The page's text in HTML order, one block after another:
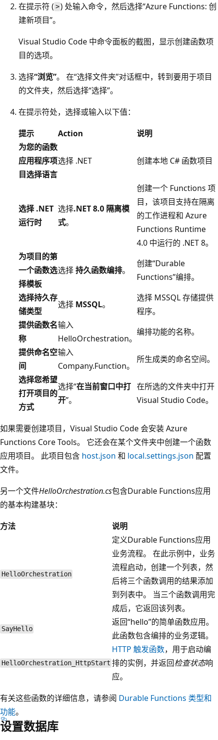
在提示符 ( >) 处输入命令，然后选择“Azure Functions: 创
建新项目”。
Visual Studio Code 中命令面板的截图，显示创建函数项
目的选项。
选择“浏览”。 在“选择文件夹”对话框中，转到要用于项目
的文件夹，然后选择“选择”。
在提示符处，选择或输入以下值：
提示
Action
说明
为您的函数
应用程序项
目选择语言
选择 .NET 创建本地 C# 函数项目
选择 .NET
运行时
选择.NET 8.0 隔离模
式。
创建一个 Functions 项
目，该项目支持在隔离
的工作进程和 Azure
Functions Runtime
4.0 中运行的 .NET 8。
为项目的第
一个函数选
择模板
选择持久函数编排。
创建“Durable
Functions”编排。
选择持久存
储类型
选择 MSSQL。
选择 MSSQL 存储提供
程序。
提供函数名
称
输入
HelloOrchestration。
编排功能的名称。
提供命名空
间
输入
Company.Function。
所生成类的命名空间。
选择您希望
打开项目的
方式
选择“在当前窗口中打
开”。
在所选的文件夹中打开
Visual Studio Code。
如果需要创建项目，Visual Studio Code 会安装 Azure
Functions Core Tools。 它还会在某个文件夹中创建一个函数
应用项目。 此项目包含 host.json 和 local.settings.json 配置
文件。
另一个文件HelloOrchestration.cs包含Durable Functions应用
的基本构建基块：
方法
说明
HelloOrchestration
定义Durable Functions应用
业务流程。 在此示例中，业务
流程启动，创建一个列表，然
后将三个函数调用的结果添加
到列表中。 当三个函数调用完
成后，它返回该列表。
SayHello
返回“hello”的简单函数应用。
此函数包含编排的业务逻辑。
HelloOrchestration_HttpStart
HTTP 触发函数，用于启动编
排的实例，并返回检查状态响
应。
有关这些函数的详细信息，请参阅 Durable Functions 类型和
功能。
设置数据库